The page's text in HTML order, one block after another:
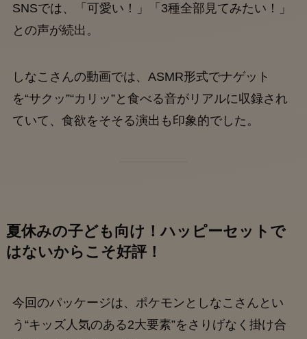
SNSでは、「可愛い！」「3種全部見てみたい！」
との声が続出。
しなこさんの動画では、ASMR形式でナゲット
を“サクッ”“カリッ”と食べる音がリアルに収録され
ていて、食欲をそそる演出も印象的でした。
夏休みの子ども向け！ハッピーセットで
はないからこそ好評！
今回のパッケージは、ポケモンとしなこさんとい
う“キッズ人気のある2大要素”をさりげなく掛け合